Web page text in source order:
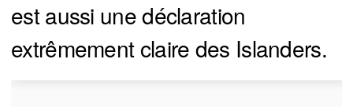
est aussi une déclaration
extrêmement claire des Islanders.